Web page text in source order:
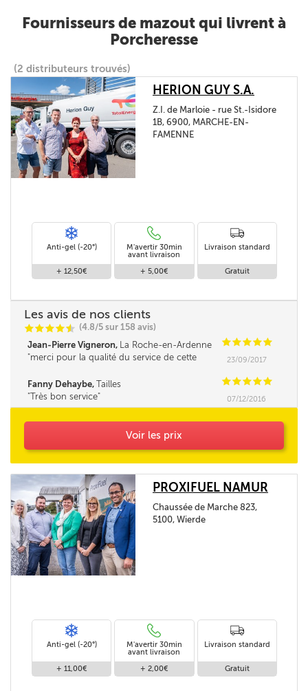
Fournisseurs de mazout qui livrent à
Porcheresse
(2 distributeurs trouvés)
HERION GUY S.A.
Z.I. de Marloie - rue St.-Isidore
1B, 6900, MARCHE-EN-
FAMENNE
Anti-gel (-20°)
+ 12,50€
M'avertir 30min
avant livraison
+ 5,00€
Livraison standard
Gratuit
Les avis de nos clients
CCCCi
@ (4.8/5 sur 158 avis)
Jean-Pierre Vigneron, La Roche-en-Ardenne CCCCC
merci pour la qualité du service de cette
23/09/2017
Fanny Dehaybe, Tailles CCCCC
Très bon service
07/12/2016
Voir les prix
PROXIFUEL NAMUR
Chaussée de Marche 823,
5100, Wierde
Anti-gel (-20°)
+ 11,00€
M'avertir 30min
avant livraison
+ 2,00€
Livraison standard
Gratuit